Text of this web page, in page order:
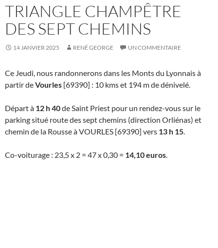
TRIANGLE CHAMPÊTRE
DES SEPT CHEMINS
14 JANVIER 2025 RENÉ GEORGE UN COMMENTAIRE
Ce Jeudi, nous randonnerons dans les Monts du Lyonnais à
partir deVourles [69390] : 10 kms et 194 m de dénivelé.
Départ à 12 h 40de Saint Priest pour un rendez-vous sur le
parking situé route des sept chemins (direction Orliénas) et
chemin de la Rousse à VOURLES [69390] vers 13 h 15
Co-voiturage : 23,5 x 2 = 47 x 0,30 = 14,10 euros